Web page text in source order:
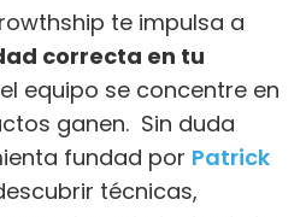
te impulsa a
correcta en tu
equipo se concentre en
ganen. Sin duda
fundad por Patrick
técnicas,